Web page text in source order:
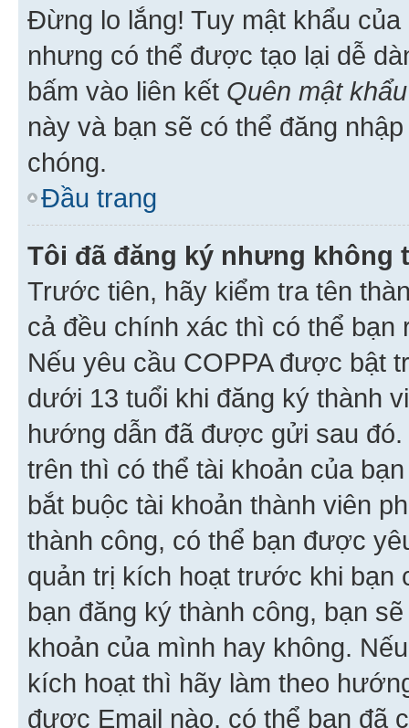
Đừng lo lắng! Tuy mật khẩu
nhưng có thể được tạo lại dễ
bấm vào liên kết Quên mật khẩu
này và bạn sẽ có thể đăng
chóng.
Đầu trang
Tôi đã đăng ký nhưng không
Trước tiên, hãy kiểm tra tên
cả đều chính xác thì có thể
Nếu yêu cầu COPPA được bật
dưới 13 tuổi khi đăng ký thành
hướng dẫn đã được gửi sau
trên thì có thể tài khoản của
bắt buộc tài khoản thành viên
thành công, có thể bạn được
quản trị kích hoạt trước khi bạn
bạn đăng ký thành công, bạn
khoản của mình hay không.
kích hoạt thì hãy làm theo
được Email nào, có thể bạn đã